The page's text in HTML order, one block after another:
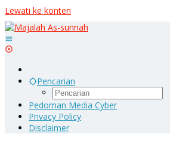
Lewati ke konten
Pencarian
Pedoman Media Cyber
Privacy Policy
Disclaimer